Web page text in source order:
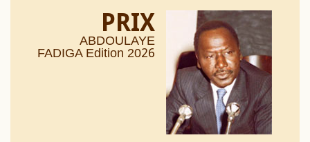
PRIX
ABDOULAYE
FADIGA Edition 2026